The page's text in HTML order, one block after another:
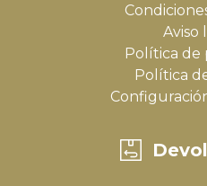
Aviso
Política de
Política